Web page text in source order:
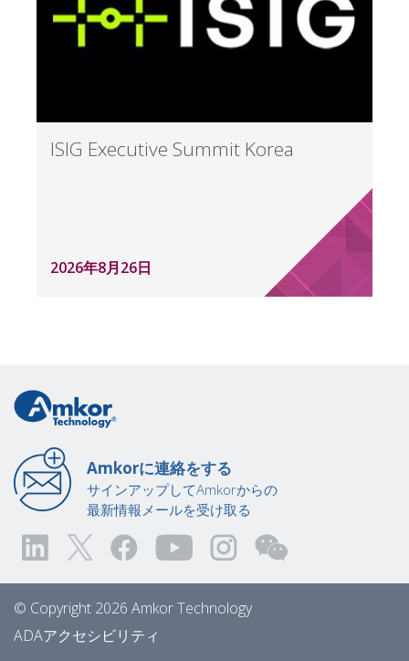
ISIG Executive Summit Korea
2026年8月26日
Amkorに連絡をする
サインアップしてAmkorからの
最新情報メールを受け取る
© Copyright 2026 Amkor Technology
ADAアクセシビリティ